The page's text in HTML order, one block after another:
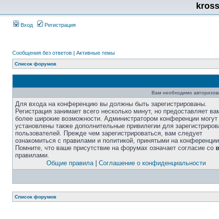
Вход Регистрация
Сообщения без ответов | Активные темы
Список форумов
Вам необходимо
Для входа на конференцию вы должны быть зарегистрированы.
Регистрация занимает всего несколько минут, но предоставляет
более широкие возможности. Администратором конференции
установлены также дополнительные привилегии для
пользователей. Прежде чем зарегистрироваться, вам следует
ознакомиться с правилами и политикой, принятыми на
Помните, что ваше присутствие на форумах означает согласие со
правилами.
Общие правила| Соглашение о конфиденциальности
Список форумов